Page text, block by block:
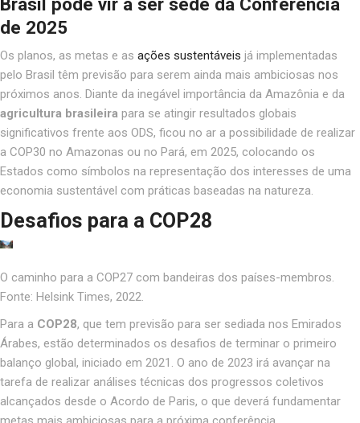
de 2025
Os planos, as metas e as ações sustentáveis já implementadas
pelo Brasil têm previsão para serem ainda mais ambiciosas nos
próximos anos. Diante da inegável importância da Amazônia e da
agricultura brasileira para se atingir resultados globais
significativos frente aos ODS, ficou no ar a possibilidade de realizar
a COP30 no Amazonas ou no Pará, em 2025, colocando os
Estados como símbolos na representação dos interesses de uma
economia sustentável com práticas baseadas na natureza.
Desafios para a COP28
O caminho para a COP27 com bandeiras dos países-membros.
Fonte: Helsink Times, 2022.
Para a COP28, que tem previsão para ser sediada nos Emirados
Árabes, estão determinados os desafios de terminar o primeiro
balanço global, iniciado em 2021. O ano de 2023 irá avançar na
tarefa de realizar análises técnicas dos progressos coletivos
alcançados desde o Acordo de Paris, o que deverá fundamentar